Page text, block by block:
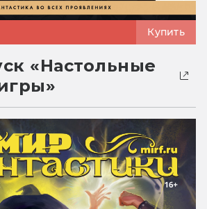
Купить
«Настольные